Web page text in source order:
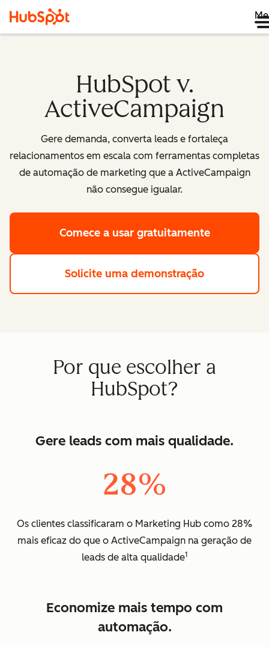
HubSpot v.
ActiveCampaign
Gere demanda, converta leads e fortaleça
relacionamentos em escala com ferramentas completas
de automação de marketing que a ActiveCampaign
não consegue igualar.
Comece a usar gratuitamente
Solicite uma demonstração
Por que escolher a
HubSpot?
Gere leads com mais qualidade.
28%
Os clientes classificaram o Marketing Hub como 28%
mais eficaz do que o ActiveCampaign na geração de
leads de alta qualidade1
Economize mais tempo com
automação.